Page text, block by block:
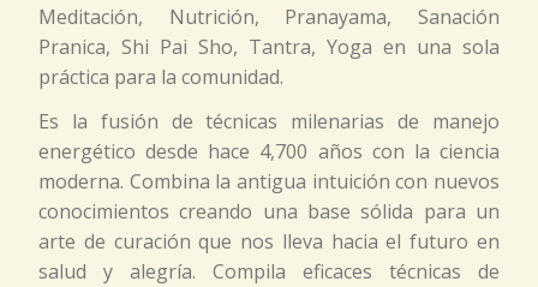
Meditación, Nutrición, Pranayama, Sanación
Pranica, Shi Pai Sho, Tantra, Yoga en una sola
práctica para la comunidad.
Es la fusión de técnicas milenarias de manejo
energético desde hace 4,700 años con la ciencia
moderna. Combina la antigua intuición con nuevos
conocimientos creando una base sólida para un
arte de curación que nos lleva hacia el futuro en
salud y alegría. Compila eficaces técnicas de